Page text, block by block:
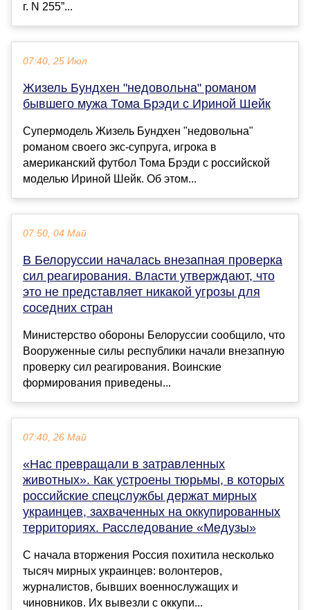
г. N 255”...
07:40, 25 Июл
Жизель Бундхен "недовольна" романом
бывшего мужа Тома Брэди с Ириной Шейк
Супермодель Жизель Бундхен "недовольна"
романом своего экс-супруга, игрока в
американский футбол Тома Брэди с российской
моделью Ириной Шейк. Об этом...
07:50, 04 Май
В Белоруссии началась внезапная проверка
сил реагирования. Власти утверждают, что
это не представляет никакой угрозы для
соседних стран
Министерство обороны Белоруссии сообщило, что
Вооруженные силы республики начали внезапную
проверку сил реагирования. Воинские
формирования приведены...
07:40, 26 Май
«Нас превращали в затравленных
животных». Как устроены тюрьмы, в которых
российские спецслужбы держат мирных
украинцев, захваченных на оккупированных
территориях. Расследование «Медузы»
С начала вторжения Россия похитила несколько
тысяч мирных украинцев: волонтеров,
журналистов, бывших военнослужащих и
чиновников. Их вывезли с оккупи...